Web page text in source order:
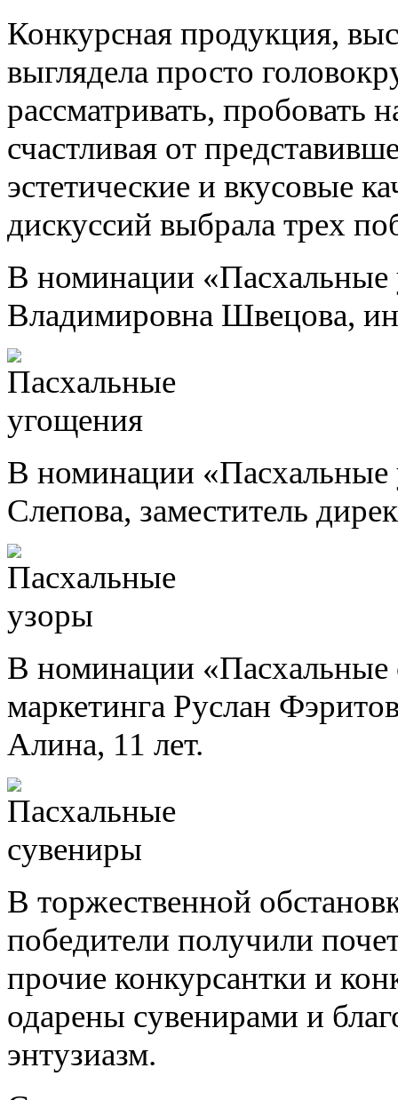
Конкурсная продукция,
выглядела просто
рассматривать, пробовать
счастливая от
эстетические и вкусовые
дискуссий выбрала трех
В номинации «Пасхальные
Владимировна Швецова,
В номинации
Слепова, заместитель
В номинации «Пасхальные
маркетинга Руслан
Алина, 11 лет.
В торжественной
победители получили
прочие конкурсантки и
одарены сувенирами и
энтузиазм.